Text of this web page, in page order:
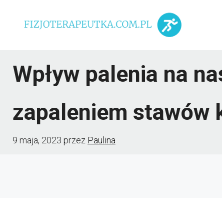
Wpływ palenia na
zapaleniem stawów
9 maja, 2023 przez Paulina